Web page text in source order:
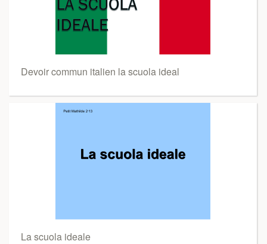
Devoir commun italien la scuola ideal
La scuola ideale